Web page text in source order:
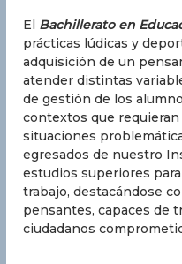
El Bachillerato en
prácticas lúdicas y
adquisición de un
atender distintas
de gestión de los
contextos que
situaciones
egresados de nuestro
estudios superiores
trabajo, destacándose
pensantes, capaces de
ciudadanos